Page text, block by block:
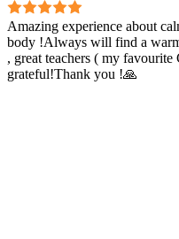
Amazing experience about
body !Always will find a
, great teachers ( my
grateful!Thank you !🙏